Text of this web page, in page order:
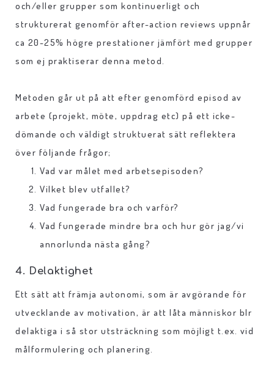
och/eller grupper som kontinuerligt och
strukturerat genomför after-action reviews uppnår
ca 20-25% högre prestationer jämfört med grupper
som ej praktiserar denna metod.
Metoden går ut på att efter genomförd episod av
arbete (projekt, möte, uppdrag etc) på ett icke-
dömande och väldigt struktuerat sätt reflektera
över följande frågor;
Vad var målet med arbetsepisoden?
Vilket blev utfallet?
Vad fungerade bra och varför?
Vad fungerade mindre bra och hur gör jag/vi
annorlunda nästa gång?
4. Delaktighet
Ett sätt att främja autonomi, som är avgörande för
utvecklande av motivation, är att låta människor blr
delaktiga i så stor utsträckning som möjligt t.ex. vid
målformulering och planering.